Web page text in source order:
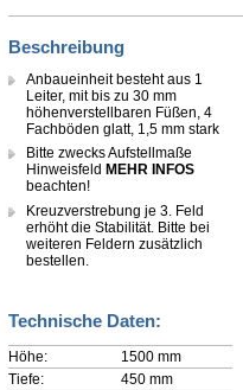
Beschreibung
Anbaueinheit besteht aus 1
Leiter, mit bis zu 30 mm
höhenverstellbaren Füßen, 4
Fachböden glatt, 1,5 mm stark
Bitte zwecks Aufstellmaße
Hinweisfeld MEHR INFOS
beachten!
Kreuzverstrebung je 3. Feld
erhöht die Stabilität. Bitte bei
weiteren Feldern zusätzlich
bestellen.
Technische Daten:
Höhe:
1500 mm
Tiefe:
450 mm